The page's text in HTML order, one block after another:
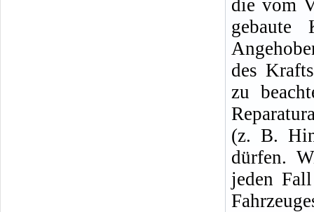
die vom
gebaute
des
zu
(z. B.
dürfen.
jeden